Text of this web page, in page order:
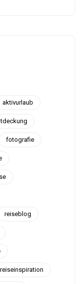
aktivurlaub
fotografie
reiseblog
reiseinspiration